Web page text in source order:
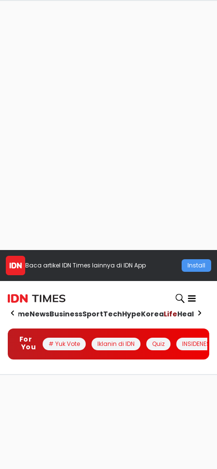
Baca artikel IDN Times lainnya di IDN App Install
HomeNewsBusinessSportTechHypeKoreaLifeHealth
For
You
# Yuk Vote Iklanin di IDN Quiz INSIDENESIA